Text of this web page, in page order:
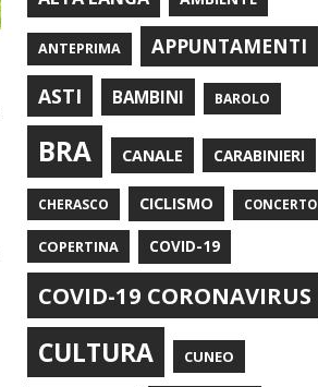
ANTEPRIMA
APPUNTAMENTI
ASTI
BAMBINI BAROLO
BRA CANALE CARABINIERI
CHERASCO CICLISMO CONCERTO
COPERTINA COVID-19
COVID-19 CORONAVIRUS
CULTURA CUNEO